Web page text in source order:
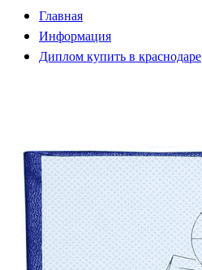
Главная
Информация
Диплом купить в краснодаре